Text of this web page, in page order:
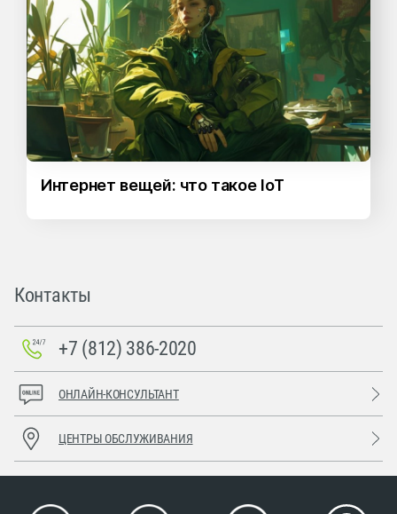
Интернет вещей: что такое IoT
Контакты
+7 (812) 386-2020
ОНЛАЙН-КОНСУЛЬТАНТ
ЦЕНТРЫ ОБСЛУЖИВАНИЯ